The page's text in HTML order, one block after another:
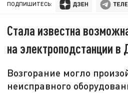
ПОДПИШИТЕСЬ:
Стала известна
на электроподстанции в
Возгорание могло
неисправного